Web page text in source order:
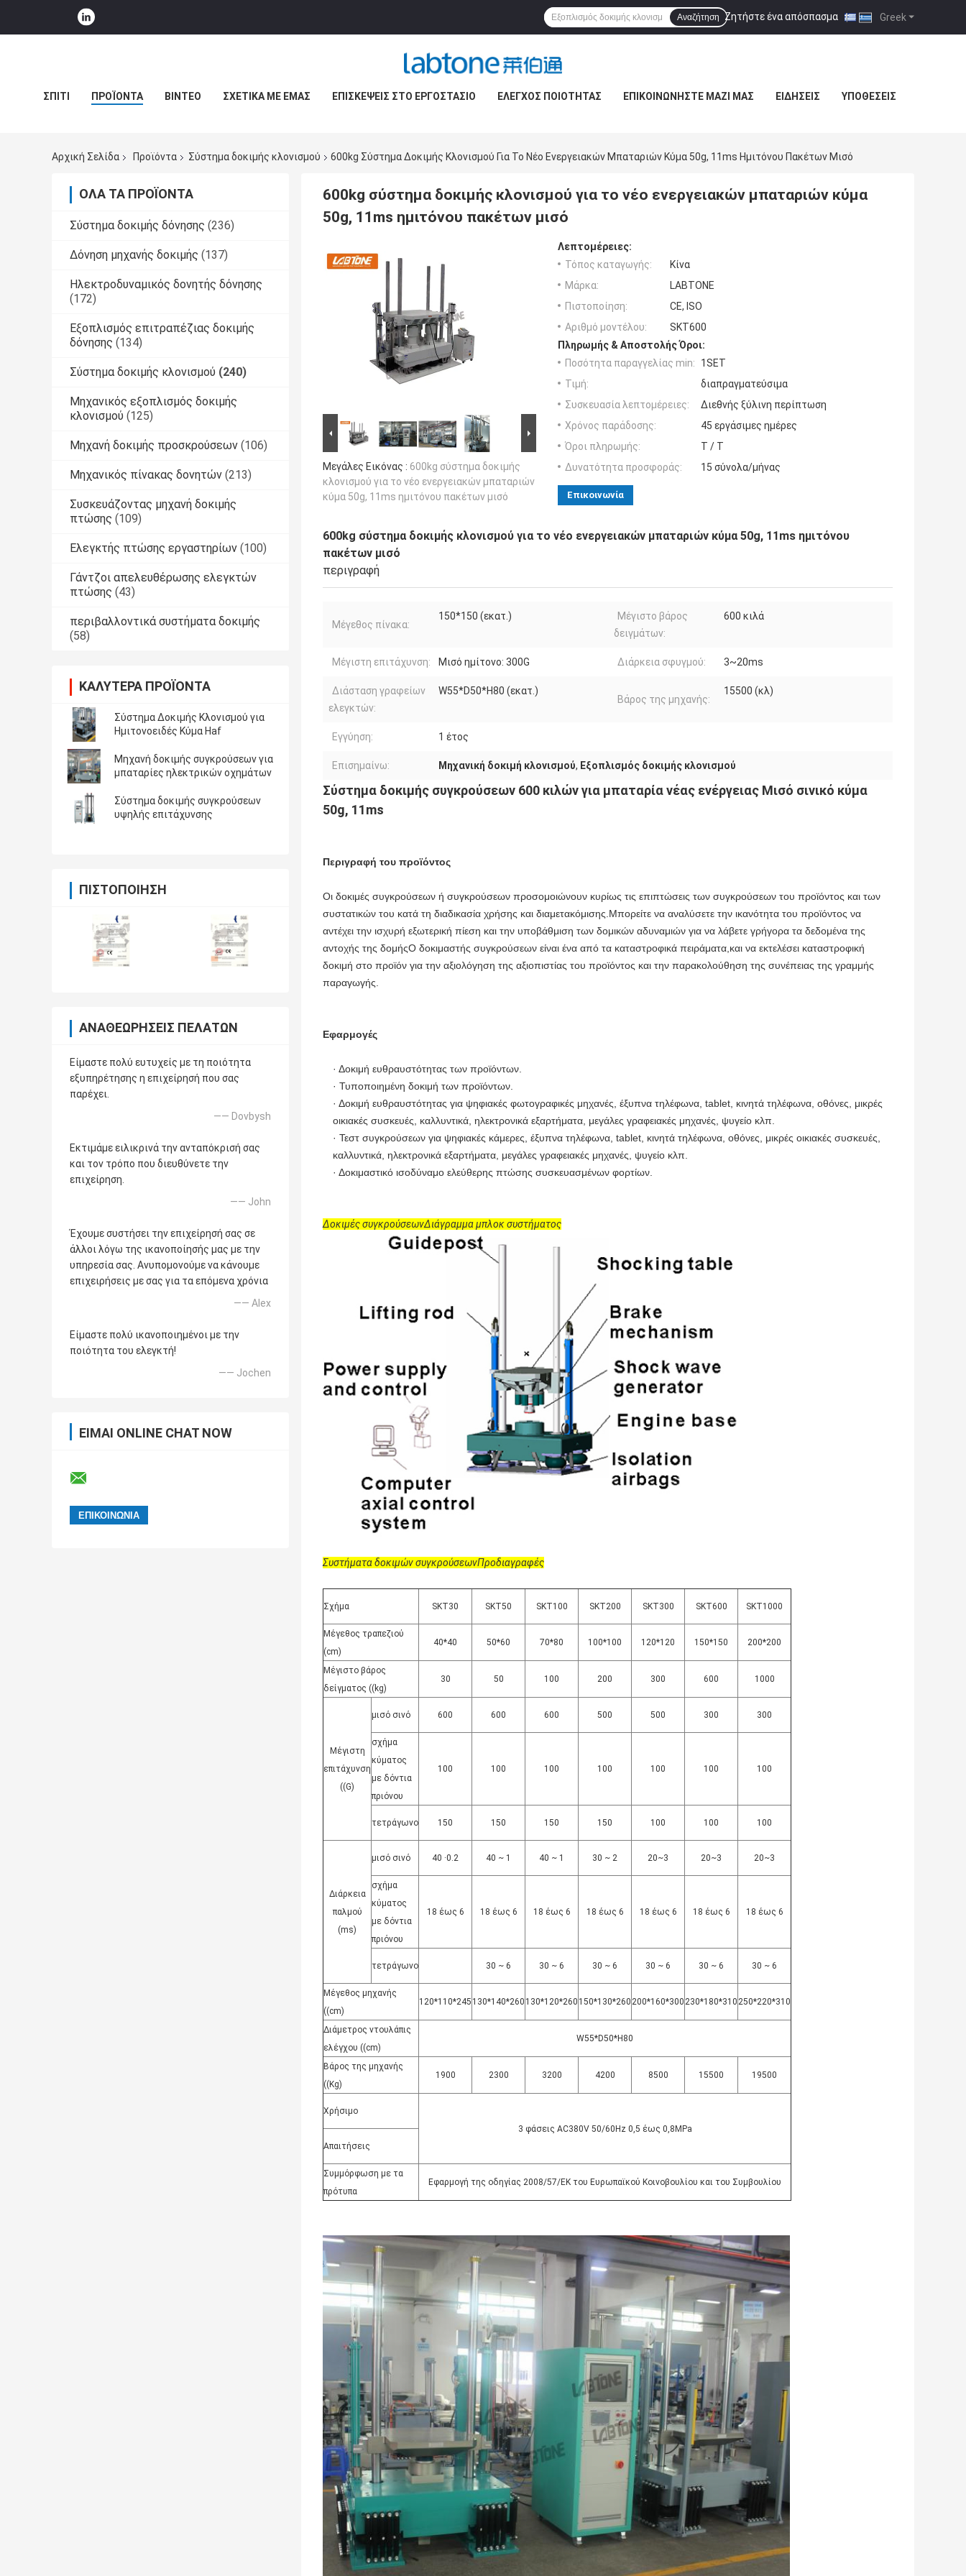
Greek
Ζητήστε ένα απόσπασμα |
Αναζήτηση
ΣΠΊΤΙ ΠΡΟΪΌΝΤΑ ΒΊΝΤΕΟ ΣΧΕΤΙΚΆ ΜΕ ΕΜΆΣ ΕΠΙΣΚΈΨΕΙΣ ΣΤΟ ΕΡΓΟΣΤΆΣΙΟ ΈΛΕΓΧΟΣ ΠΟΙΌΤΗΤΑΣ ΕΠΙΚΟΙΝΩΝΉΣΤΕ ΜΑΖΊ ΜΑΣ ΕΙΔΉΣΕΙΣ ΥΠΟΘΈΣΕΙΣ
Αρχική Σελίδα Προϊόντα Σύστημα δοκιμής κλονισμού 600kg Σύστημα Δοκιμής Κλονισμού Για Το Νέο Ενεργειακών Μπαταριών Κύμα 50g, 11ms Ημιτόνου Πακέτων Μισό
ΌΛΑ ΤΑ ΠΡΟΪΌΝΤΑ
Σύστημα δοκιμής δόνησης (236)
Δόνηση μηχανής δοκιμής (137)
Ηλεκτροδυναμικός δονητής δόνησης
(172)
Εξοπλισμός επιτραπέζιας δοκιμής
δόνησης (134)
Σύστημα δοκιμής κλονισμού (240)
Μηχανικός εξοπλισμός δοκιμής
κλονισμού (125)
Μηχανή δοκιμής προσκρούσεων (106)
Μηχανικός πίνακας δονητών (213)
Συσκευάζοντας μηχανή δοκιμής
πτώσης (109)
Ελεγκτής πτώσης εργαστηρίων (100)
Γάντζοι απελευθέρωσης ελεγκτών
πτώσης (43)
περιβαλλοντικά συστήματα δοκιμής
(58)
ΚΑΛΎΤΕΡΑ ΠΡΟΪΌΝΤΑ
Σύστημα Δοκιμής Κλονισμού για
Ημιτονοειδές Κύμα Haf
Μηχανή δοκιμής συγκρούσεων για
μπαταρίες ηλεκτρικών οχημάτων
Σύστημα δοκιμής συγκρούσεων
υψηλής επιτάχυνσης
ΠΙΣΤΟΠΟΊΗΣΗ
ΑΝΑΘΕΩΡΉΣΕΙΣ ΠΕΛΑΤΏΝ
Είμαστε πολύ ευτυχείς με τη ποιότητα
εξυπηρέτησης η επιχείρησή που σας
παρέχει.
—— Dovbysh
Εκτιμάμε ειλικρινά την ανταπόκρισή σας
και τον τρόπο που διευθύνετε την
επιχείρηση.
—— John
Έχουμε συστήσει την επιχείρησή σας σε
άλλοι λόγω της ικανοποίησής μας με την
υπηρεσία σας. Ανυπομονούμε να κάνουμε
επιχειρήσεις με σας για τα επόμενα χρόνια
—— Alex
Είμαστε πολύ ικανοποιημένοι με την
ποιότητα του ελεγκτή!
—— Jochen
ΕΊΜΑΙ ONLINE CHAT NOW
600kg σύστημα δοκιμής κλονισμού για το νέο ενεργειακών μπαταριών κύμα
50g, 11ms ημιτόνου πακέτων μισό
Μεγάλες Εικόνας : 600kg σύστημα δοκιμής
κλονισμού για το νέο ενεργειακών μπαταριών
κύμα 50g, 11ms ημιτόνου πακέτων μισό
Λεπτομέρειες:
Τόπος καταγωγής:
Κίνα
Μάρκα:
LABTONE
Πιστοποίηση:
CE, ISO
Αριθμό μοντέλου:
SKT600
Πληρωμής & Αποστολής Όροι:
Ποσότητα παραγγελίας min:
1SET
Τιμή:
διαπραγματεύσιμα
Συσκευασία λεπτομέρειες:
Διεθνής ξύλινη περίπτωση
Χρόνος παράδοσης:
45 εργάσιμες ημέρες
Όροι πληρωμής:
T / T
Δυνατότητα προσφοράς:
15 σύνολα/μήνας
Επικοινωνία
600kg σύστημα δοκιμής κλονισμού για το νέο ενεργειακών μπαταριών κύμα 50g, 11ms ημιτόνου
πακέτων μισό
περιγραφή
Μέγεθος πίνακα:
150*150 (εκατ.)
Μέγιστο βάρος
δειγμάτων:
600 κιλά
Μέγιστη επιτάχυνση: Μισό ημίτονο: 300G Διάρκεια σφυγμού: 3~20ms
Διάσταση γραφείων
ελεγκτών:
W55*D50*H80 (εκατ.)
Βάρος της μηχανής:
15500 (κλ)
Εγγύηση: 1 έτος
Επισημαίνω: Μηχανική δοκιμή κλονισμού, Εξοπλισμός δοκιμής κλονισμού
Σύστημα δοκιμής συγκρούσεων 600 κιλών για μπαταρία νέας ενέργειας Μισό σινικό κύμα
50g, 11ms
Περιγραφή του προϊόντος
Οι δοκιμές συγκρούσεων ή συγκρούσεων προσομοιώνουν κυρίως τις επιπτώσεις των συγκρούσεων του προϊόντος και των
συστατικών του κατά τη διαδικασία χρήσης και διαμετακόμισης.Μπορείτε να αναλύσετε την ικανότητα του προϊόντος να
αντέχει την ισχυρή εξωτερική πίεση και την υποβάθμιση των δομικών αδυναμιών για να λάβετε γρήγορα τα δεδομένα της
αντοχής της δομήςΟ δοκιμαστής συγκρούσεων είναι ένα από τα καταστροφικά πειράματα,και να εκτελέσει καταστροφική
δοκιμή στο προϊόν για την αξιολόγηση της αξιοπιστίας του προϊόντος και την παρακολούθηση της συνέπειας της γραμμής
παραγωγής.
Εφαρμογές
· Δοκιμή ευθραυστότητας των προϊόντων.
· Τυποποιημένη δοκιμή των προϊόντων.
· Δοκιμή ευθραυστότητας για ψηφιακές φωτογραφικές μηχανές, έξυπνα τηλέφωνα, tablet, κινητά τηλέφωνα, οθόνες, μικρές
οικιακές συσκευές, καλλυντικά, ηλεκτρονικά εξαρτήματα, μεγάλες γραφειακές μηχανές, ψυγείο κλπ.
· Τεστ συγκρούσεων για ψηφιακές κάμερες, έξυπνα τηλέφωνα, tablet, κινητά τηλέφωνα, οθόνες, μικρές οικιακές συσκευές,
καλλυντικά, ηλεκτρονικά εξαρτήματα, μεγάλες γραφειακές μηχανές, ψυγείο κλπ.
· Δοκιμαστικό ισοδύναμο ελεύθερης πτώσης συσκευασμένων φορτίων.
Δοκιμές συγκρούσεωνΔιάγραμμα μπλοκ συστήματος
Συστήματα δοκιμών συγκρούσεωνΠροδιαγραφές
Σχήμα SKT30 SKT50 SKT100 SKT200 SKT300 SKT600 SKT1000
Μέγεθος τραπεζιού
(cm)
40*40 50*60 70*80 100*100 120*120 150*150 200*200
Μέγιστο βάρος
δείγματος ((kg)
30 50 100 200 300 600 1000
Μέγιστη
επιτάχυνση
((G)
μισό σινό 600 600 600 500 500 300 300
σχήμα
κύματος
με δόντια
πριόνου
100 100 100 100 100 100 100
τετράγωνο 150 150 150 150 100 100 100
Διάρκεια
παλμού
(ms)
μισό σινό 40 ∙0.2 40 ~ 1 40 ~ 1 30 ~ 2 20~3 20~3 20~3
σχήμα
κύματος
με δόντια
πριόνου
18 έως 6 18 έως 6 18 έως 6 18 έως 6 18 έως 6 18 έως 6 18 έως 6
τετράγωνο 30 ~ 6 30 ~ 6 30 ~ 6 30 ~ 6 30 ~ 6 30 ~ 6
Μέγεθος μηχανής
((cm)
120*110*245 130*140*260 130*120*260 150*130*260200*160*300230*180*310250*220*310
Διάμετρος ντουλάπις
ελέγχου ((cm)
W55*D50*H80
Βάρος της μηχανής
((Kg)
1900 2300 3200 4200 8500 15500 19500
Χρήσιμο
3 φάσεις AC380V 50/60Hz 0,5 έως 0,8MPa
Απαιτήσεις
Συμμόρφωση με τα
πρότυπα
Εφαρμογή της οδηγίας 2008/57/ΕΚ του Ευρωπαϊκού Κοινοβουλίου και του Συμβουλίου